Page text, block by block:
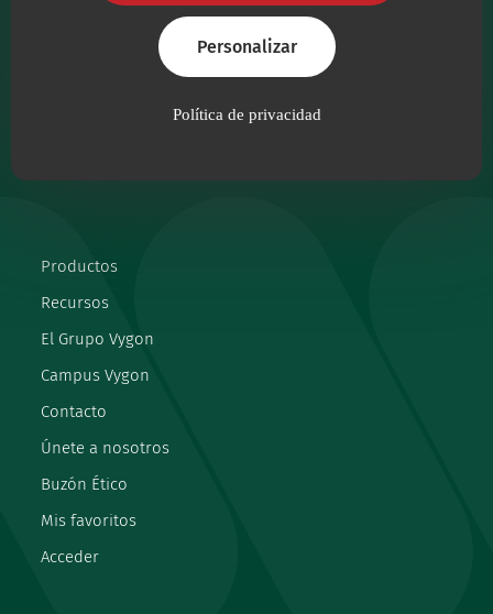
Personalizar
Política de privacidad
máxima calidad.
Productos
Recursos
El Grupo Vygon
Campus Vygon
Contacto
Únete a nosotros
Buzón Ético
Mis favoritos
Acceder
facebookinstagramlinkedinyoutube